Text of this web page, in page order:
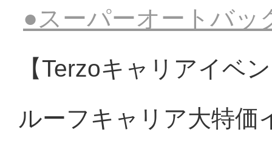
●スーパーオートバッ
【Terzoキャリアイベ
ルーフキャリア大特価